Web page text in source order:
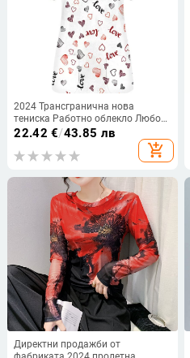
2024 Трансгранична нова
тениска Работно облекло Любов
Флорален 3D принт Европейски и
Ежедневни Дамски Дрехи за
22.42 €/43.85 лв
add_shopping_cart
Директни продажби от